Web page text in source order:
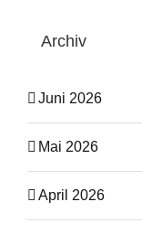
Archiv
Juni 2026
Mai 2026
April 2026